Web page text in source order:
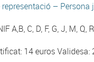
– Persona
A,B, C, D, F, G, J, M, Q,
14 euros Validesa: